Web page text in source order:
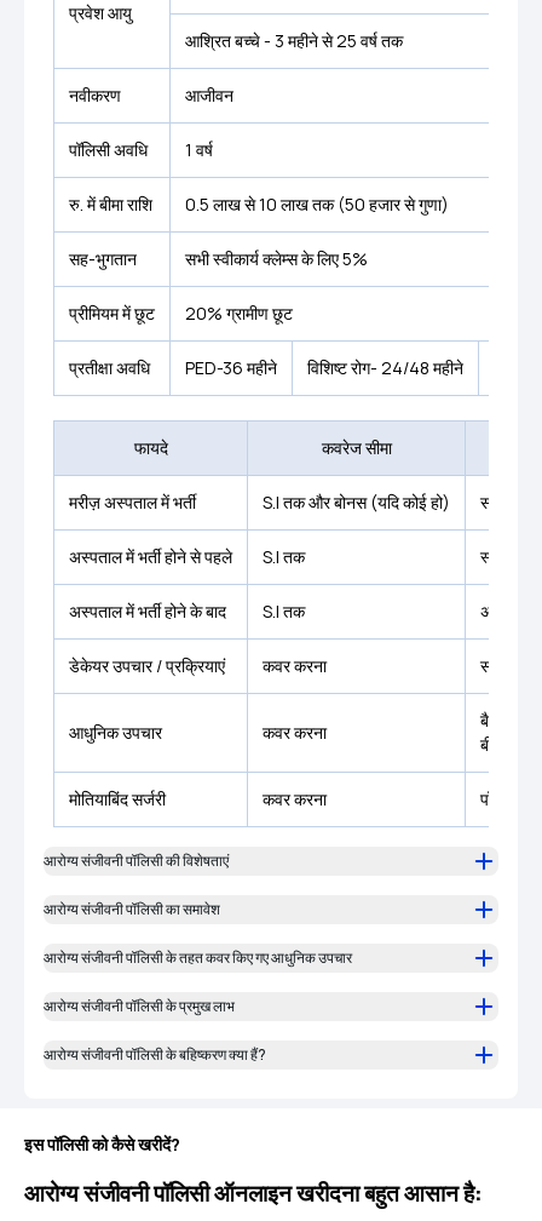
प्रवेश आयु
आश्रित बच्चे - 3 महीने से 25 वर्ष तक
नवीकरण आजीवन
पॉलिसी अवधि 1 वर्ष
रु. में बीमा राशि 0.5 लाख से 10 लाख तक (50 हजार से गुणा)
सह-भुगतान सभी स्वीकार्य क्लेम्स के लिए 5%
प्रीमियम में छूट 20% ग्रामीण छूट
प्रतीक्षा अवधि PED-36 महीने विशिष्ट रोग- 24/48 महीने
फायदे कवरेज सीमा
मरीज़ अस्पताल में भर्ती S.I तक और बोनस (यदि कोई हो) सभी
अस्पताल में भर्ती होने से पहले S.I तक स्वीकार्य
अस्पताल में भर्ती होने के बाद S.I तक अस्पताल
डेकेयर उपचार / प्रक्रियाएं कवर करना सभी डे-
आधुनिक उपचार कवर करना
बैलून
बीमित
मोतियाबिंद सर्जरी कवर करना पॉलिसी
आरोग्य संजीवनी पॉलिसी की विशेषताएं
आरोग्य संजीवनी पॉलिसी का समावेश
आरोग्य संजीवनी पॉलिसी के तहत कवर किए गए आधुनिक उपचार
आरोग्य संजीवनी पॉलिसी के प्रमुख लाभ
आरोग्य संजीवनी पॉलिसी के बहिष्करण क्या हैं?
इस पॉलिसी को कैसे खरीदें?
आरोग्य संजीवनी पॉलिसी ऑनलाइन खरीदना बहुत आसान है: